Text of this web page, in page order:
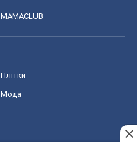
MAMACLUB
Плітки
Мода